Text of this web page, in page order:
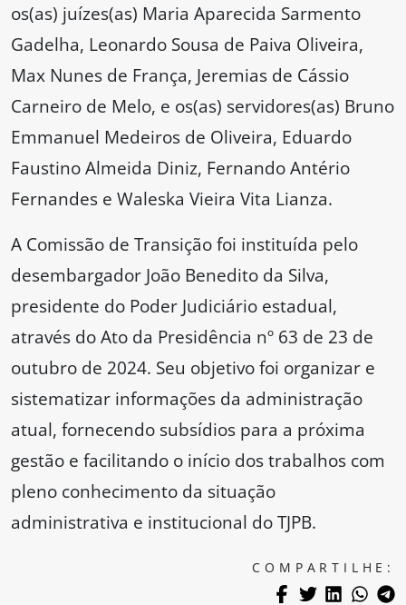
os(as) juízes(as) Maria Aparecida Sarmento
Gadelha, Leonardo Sousa de Paiva Oliveira,
Max Nunes de França, Jeremias de Cássio
Carneiro de Melo, e os(as) servidores(as) Bruno
Emmanuel Medeiros de Oliveira, Eduardo
Faustino Almeida Diniz, Fernando Antério
Fernandes e Waleska Vieira Vita Lianza.
A Comissão de Transição foi instituída pelo
desembargador João Benedito da Silva,
presidente do Poder Judiciário estadual,
através do Ato da Presidência nº 63 de 23 de
outubro de 2024. Seu objetivo foi organizar e
sistematizar informações da administração
atual, fornecendo subsídios para a próxima
gestão e facilitando o início dos trabalhos com
pleno conhecimento da situação
administrativa e institucional do TJPB.
COMPARTILHE: